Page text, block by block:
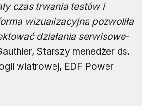
czas trwania testów i
wizualizacyjna pozwoliła
działania serwisowe-
Starszy menedżer ds.
wiatrowej, EDF Power